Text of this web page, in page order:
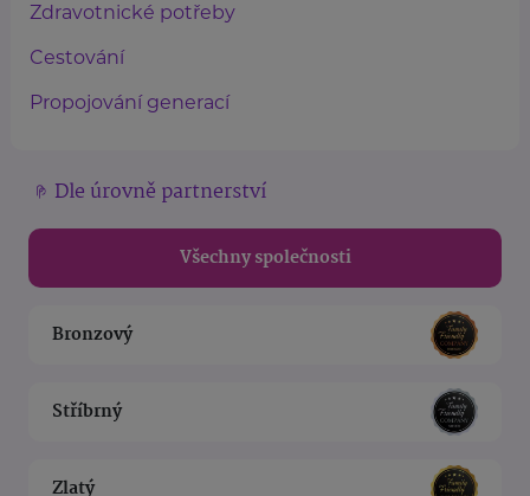
Zdravotnické potřeby
Cestování
Propojování generací
Dle úrovně partnerství
Všechny společnosti
Bronzový
Stříbrný
Zlatý